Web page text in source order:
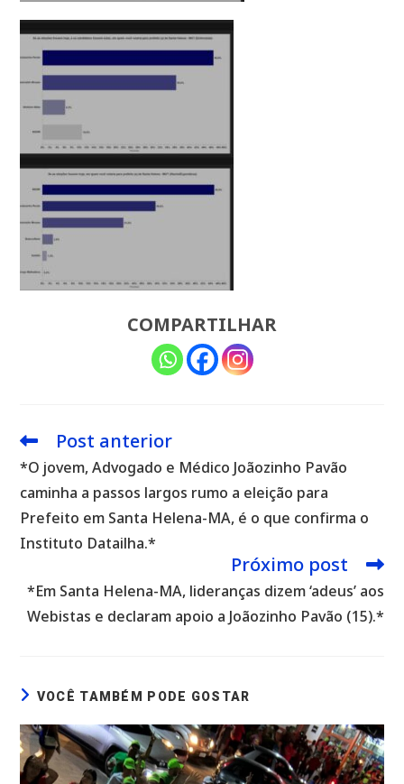
COMPARTILHAR
Leia
artigos
Post anterior
*O jovem, Advogado e Médico Joãozinho Pavão
caminha a passos largos rumo a eleição para
Prefeito em Santa Helena-MA, é o que confirma o
Instituto Datailha.*
Próximo post
*Em Santa Helena-MA, lideranças dizem ‘adeus’ aos
Webistas e declaram apoio a Joãozinho Pavão (15).*
VOCÊ TAMBÉM PODE GOSTAR